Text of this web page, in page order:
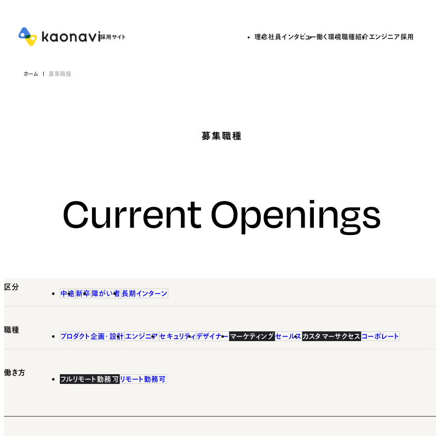
理念社員インタビュー働く環境職種紹介エンジニア採用
ホーム 募集職種
募集職種
Current Openings
区分
中途 新卒 障がい者 長期インターン
職種
プロダクト企画・設計 エンジニア セキュリティ デザイナー マーケティング セールス カスタマーサクセス コーポレート
働き方
フルリモート勤務可 リモート勤務可